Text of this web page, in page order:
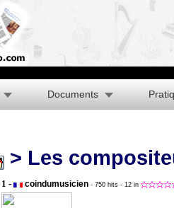
Documents
> Les
1 - coindumusicien - 750 hits - 12 in